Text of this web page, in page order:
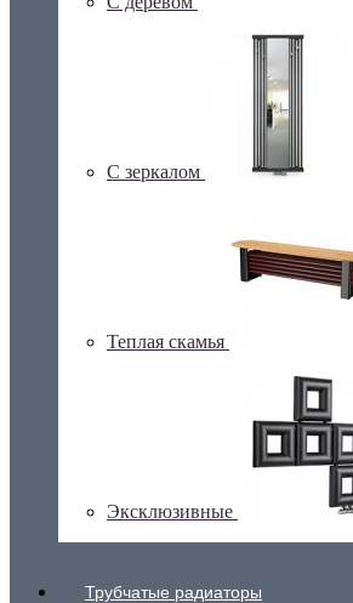
С зеркалом
Теплая скамья
Эксклюзивные
Трубчатые радиаторы